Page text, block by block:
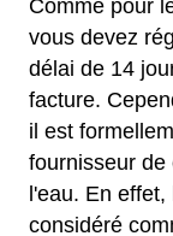
Comme pour
vous devez
délai de 14
facture.
il est
fournisseur de
l'eau. En
considéré